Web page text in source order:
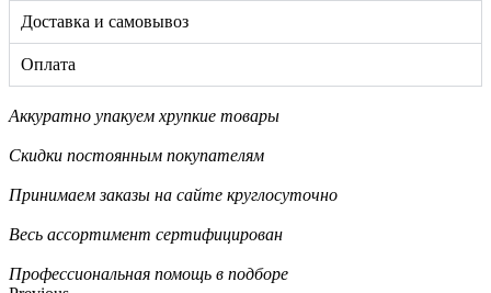
Доставка и самовывоз
Оплата
Аккуратно упакуем хрупкие товары
Скидки постоянным покупателям
Принимаем заказы на сайте круглосуточно
Весь ассортимент сертифицирован
Профессиональная помощь в подборе